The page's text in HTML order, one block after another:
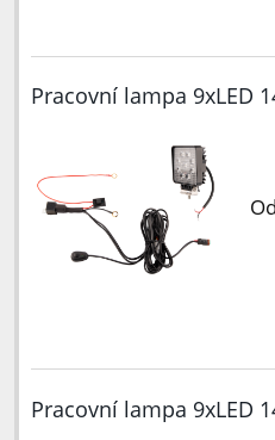
Pracovní lampa 9xLED
Pracovní lampa 9xLED